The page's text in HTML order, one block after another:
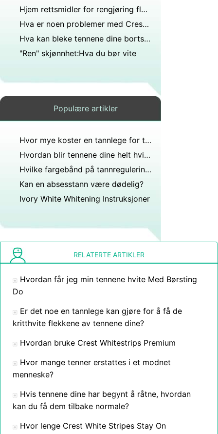
Hjem rettsmidler for rengjøring flekker tenner
Hva er noen problemer med Crest Whitestrips
Hva kan bleke tennene dine bortsett fra hvite strimler?
"Ren" skjønnhet:Hva du bør vite
Populære artikler
Hvor mye koster en tannlege for tannbleking?
Hvordan blir tennene dine helt hvite Mine er gule og når jeg pusser mine fortsatt gode hva skal jeg få dem hvite?
Hvilke fargebånd på tannregulering får tennene dine til å se hvitere ut?
Kan en absesstann være dødelig?
Ivory White Whitening Instruksjoner
RELATERTE ARTIKLER
Hvordan får jeg min tennene hvite Med Børsting
Do
Er det noe en tannlege kan gjøre for å få de
kritthvite flekkene av tennene dine?
Hvordan bruke Crest Whitestrips Premium
Hvor mange tenner erstattes i et modnet
menneske?
Hvis tennene dine har begynt å råtne, hvordan
kan du få dem tilbake normale?
Hvor lenge Crest White Stripes Stay On